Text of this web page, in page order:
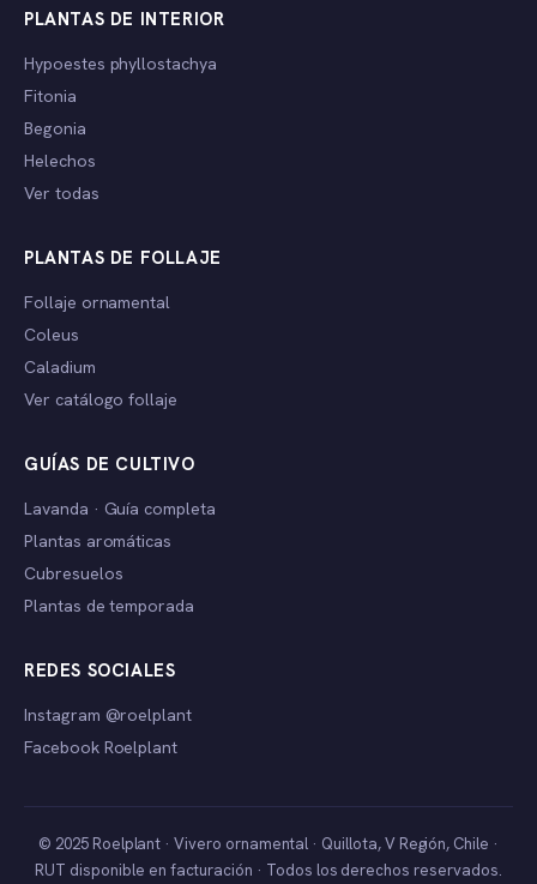
PLANTAS DE INTERIOR
Hypoestes phyllostachya
Fitonia
Begonia
Helechos
Ver todas
PLANTAS DE FOLLAJE
Follaje ornamental
Coleus
Caladium
Ver catálogo follaje
GUÍAS DE CULTIVO
Lavanda · Guía completa
Plantas aromáticas
Cubresuelos
Plantas de temporada
REDES SOCIALES
Instagram @roelplant
Facebook Roelplant
© 2025 Roelplant · Vivero ornamental · Quillota, V Región, Chile ·
RUT disponible en facturación · Todos los derechos reservados.